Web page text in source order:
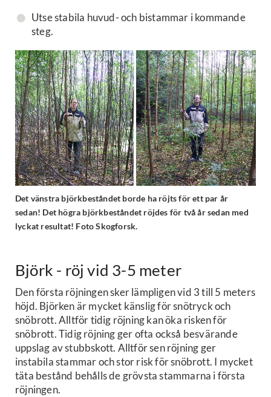
Utse stabila huvud- och bistammar i kommande
steg.
Det vänstra björkbeståndet borde ha röjts för ett par år
sedan! Det högra björkbeståndet röjdes för två år sedan med
lyckat resultat! Foto Skogforsk.
Björk - röj vid 3-5 meter
Den första röjningen sker lämpligen vid 3 till 5 meters
höjd. Björken är mycket känslig för snötryck och
snöbrott. Alltför tidig röjning kan öka risken för
snöbrott. Tidig röjning ger ofta också besvärande
uppslag av stubbskott. Alltför sen röjning ger
instabila stammar och stor risk för snöbrott. I mycket
täta bestånd behålls de grövsta stammarna i första
röjningen.